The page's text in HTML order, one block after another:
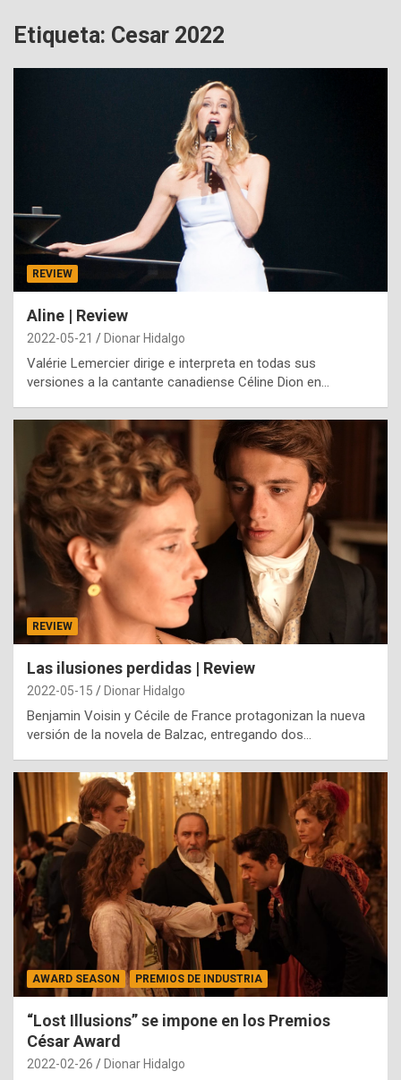
Etiqueta: Cesar 2022
REVIEW
Aline | Review
2022-05-21 Dionar Hidalgo
Valérie Lemercier dirige e interpreta en todas sus
versiones a la cantante canadiense Céline Dion en…
REVIEW
Las ilusiones perdidas | Review
2022-05-15 Dionar Hidalgo
Benjamin Voisin y Cécile de France protagonizan la nueva
versión de la novela de Balzac, entregando dos…
AWARD SEASON PREMIOS DE INDUSTRIA
“Lost Illusions” se impone en los Premios
César Award
2022-02-26 Dionar Hidalgo